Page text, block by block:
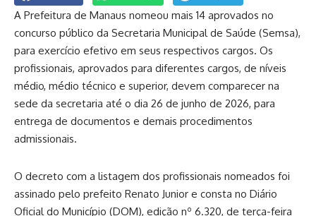
A Prefeitura de Manaus nomeou mais 14 aprovados no
concurso público da Secretaria Municipal de Saúde (Semsa),
para exercício efetivo em seus respectivos cargos. Os
profissionais, aprovados para diferentes cargos, de níveis
médio, médio técnico e superior, devem comparecer na
sede da secretaria até o dia 26 de junho de 2026, para
entrega de documentos e demais procedimentos
admissionais.
O decreto com a listagem dos profissionais nomeados foi
assinado pelo prefeito Renato Junior e consta no Diário
Oficial do Município (DOM), edição nº 6.320, de terça-feira